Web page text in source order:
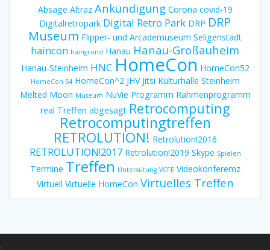
Absage Altraz Ankündigung Corona covid-19
Digitalretropark Digital Retro Park DRP DRP
Museum Flipper- und Arcademuseum Seligenstadt
haincon haingrund Hanau Hanau-Großauheim
Hanau-Steinheim HNC HomeCon HomeCon52
HomeCon 54 HomeCon^2 JHV Jitsi Kulturhalle Steinheim
Melted Moon Museum NuVie Programm Rahmenprogramm
real Treffen abgesagt Retrocomputing
Retrocomputingtreffen
RETROLUTION! Retrolution!2016
RETROLUTION!2017 Retrolution!2019 Skype Spielen
Termine Treffen Untersütung VCFE Videokonferemz
Virtuell Virtuelle HomeCon Virtuelles Treffen